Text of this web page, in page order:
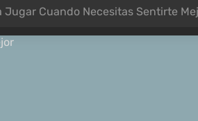
Cuando Necesitas Sentirte